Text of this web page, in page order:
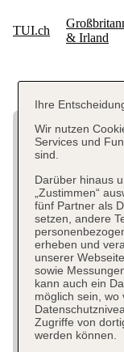
Ihre
Wir nutzen
Services und
sind.
Darüber hinaus
„Zustimmen“
fünf Partner als
setzen, andere
erheben und
unserer
sowie
kann auch ein
möglich sein, wo
Zugriffe von
werden können.